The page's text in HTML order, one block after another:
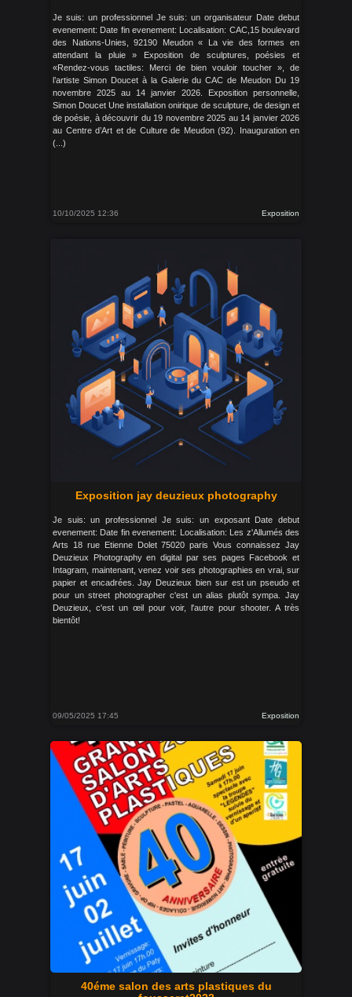
Je suis: un professionnel Je suis: un organisateur Date debut
evenement: Date fin evenement: Localisation: CAC,15 boulevard
des Nations-Unies, 92190 Meudon « La vie des formes en
attendant la pluie » Exposition de sculptures, poésies et
«Rendez-vous tactiles: Merci de bien vouloir toucher », de
l’artiste Simon Doucet à la Galerie du CAC de Meudon Du 19
novembre 2025 au 14 janvier 2026. Exposition personnelle,
Simon Doucet Une installation onirique de sculpture, de design et
de poésie, à découvrir du 19 novembre 2025 au 14 janvier 2026
au Centre d’Art et de Culture de Meudon (92). Inauguration en
(...)
10/10/2025 12:36 Exposition
Exposition jay deuzieux photography
Je suis: un professionnel Je suis: un exposant Date debut
evenement: Date fin evenement: Localisation: Les z'Allumés des
Arts 18 rue Etienne Dolet 75020 paris Vous connaissez Jay
Deuzieux Photography en digital par ses pages Facebook et
Intagram, maintenant, venez voir ses photographies en vrai, sur
papier et encadrées. Jay Deuzieux bien sur est un pseudo et
pour un street photographer c'est un alias plutôt sympa. Jay
Deuzieux, c'est un œil pour voir, l'autre pour shooter. A très
bientôt!
09/05/2025 17:45 Exposition
40éme salon des arts plastiques du